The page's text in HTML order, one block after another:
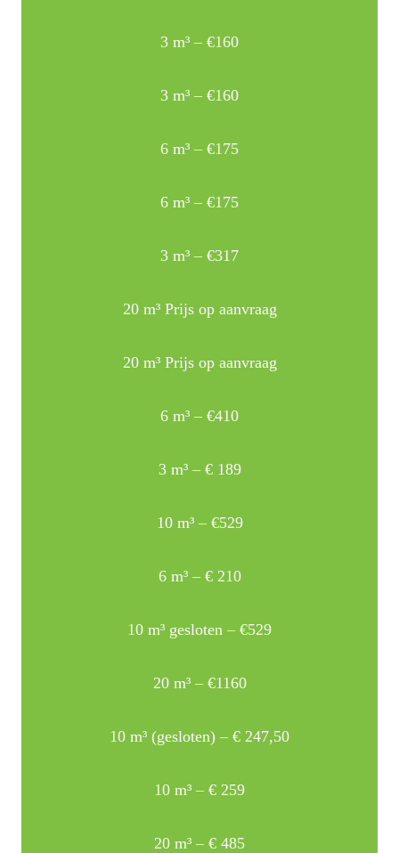
3 m³ – €160
3 m³ – €160
6 m³ – €175
6 m³ – €175
3 m³ – €317
20 m³ Prijs op aanvraag
20 m³ Prijs op aanvraag
6 m³ – €410
3 m³ – € 189
10 m³ – €529
6 m³ – € 210
10 m³ gesloten – €529
20 m³ – €1160
10 m³ (gesloten) – € 247,50
10 m³ – € 259
20 m³ – € 485